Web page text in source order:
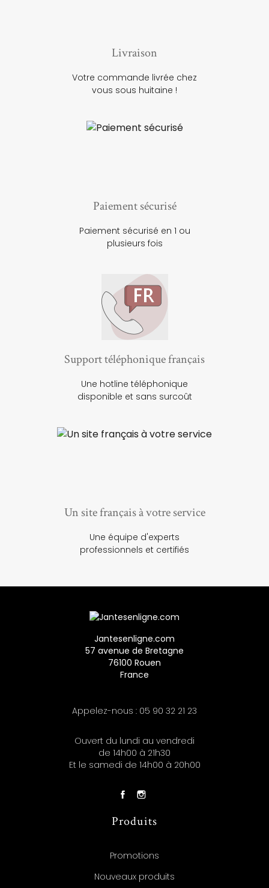
Livraison
Votre commande livrée chez
vous sous huitaine !
Paiement sécurisé
Paiement sécurisé en 1 ou
plusieurs fois
Support téléphonique français
Une hotline téléphonique
disponible et sans surcoût
Un site français à votre service
Une équipe d'experts
professionnels et certifiés
Jantesenligne.com
57 avenue de Bretagne
76100 Rouen
France
Appelez-nous : 05 90 32 21 23
Ouvert du lundi au vendredi
de 14h00 à 21h30
Et le samedi de 14h00 à 20h00
Produits
Promotions
Nouveaux produits